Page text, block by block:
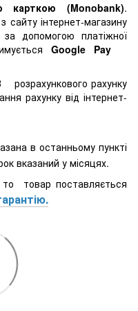
карткою (Monobank).
сайту інтернет-магазину
допомогою платіжної
Google Pay
розрахункового рахунку
рахунку від інтернет-
в останньому пункті
вказаний у місяцях.
то товар поставляється